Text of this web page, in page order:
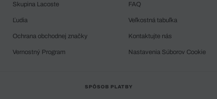
Skupina Lacoste
Ľudia
Ochrana obchodnej značky
Vernostný Program
FAQ
Veľkostná tabuľka
Kontaktujte nás
Nastavenia Súborov Cookie
SPÔSOB PLATBY